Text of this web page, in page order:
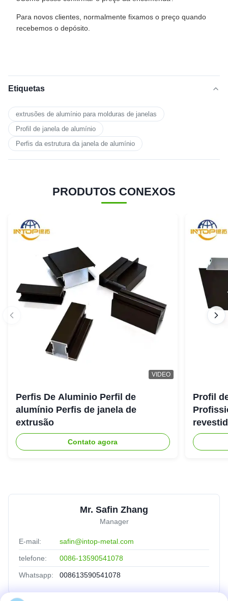
Para novos clientes, normalmente fixamos o preço quando
recebemos o depósito.
Etiquetas
extrusões de alumínio para molduras de janelas
Profil de janela de alumínio
Perfis da estrutura da janela de alumínio
PRODUTOS CONEXOS
VIDEO
Perfis De Aluminio Perfil de
alumínio Perfis de janela de
extrusão
Contato agora
Profil
Mr. Safin Zhang
Manager
E-mail: safin@intop-metal.com
telefone: 0086-13590541078
Whatsapp: 008613590541078